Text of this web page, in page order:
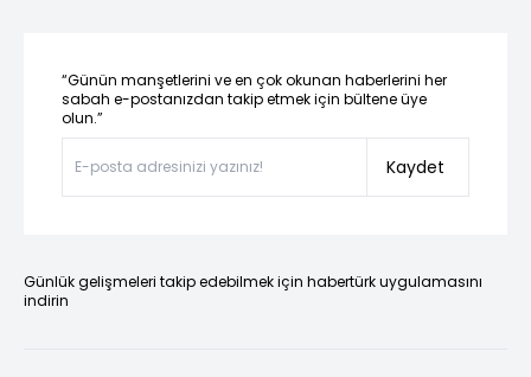
“Günün manşetlerini ve en çok okunan haberlerini her
sabah e-postanızdan takip etmek için bültene üye
olun.”
Kaydet
Günlük gelişmeleri takip edebilmek için habertürk uygulamasını
indirin